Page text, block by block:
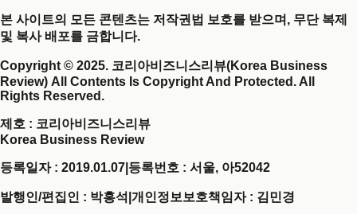
본 사이트의 모든 콘텐츠는 저작권법 보호를 받으며, 무단 복제
및 복사 배포를 금합니다.
Copyright © 2025. 코리아비즈니스리뷰(Korea Business
Review) All Contents Is Copyright And Protected. All
Rights Reserved.
제호 : 코리아비즈니스리뷰
Korea Business Review
등록일자 : 2019.01.07 등록번호 : 서울, 아52042
발행인/편집인 : 박홍석 개인정보보호책임자 : 김민경